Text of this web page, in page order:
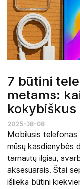
7 būtini
metams:
kokybiškus
2025-08-08
Mobilusis
mūsų kasdienybės
tarnautų ilgiau,
aksesuarais. Štai
išlieka būtini